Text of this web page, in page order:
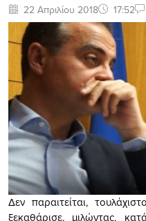
22 Απριλίου 2018 17:52
Δεν παραιτείται,
ξεκαθάρισε, μιλώντας,